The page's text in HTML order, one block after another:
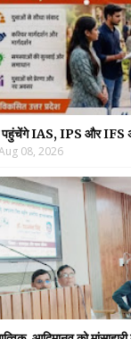
पहुंचेंगे IAS, IPS और IFS
08, 2026